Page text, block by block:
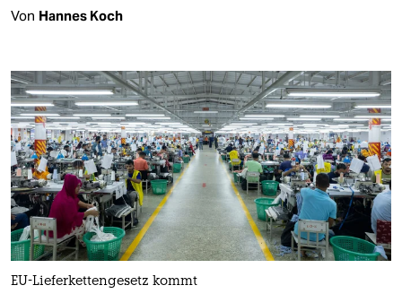
Von Hannes Koch
EU-Lieferkettengesetz kommt